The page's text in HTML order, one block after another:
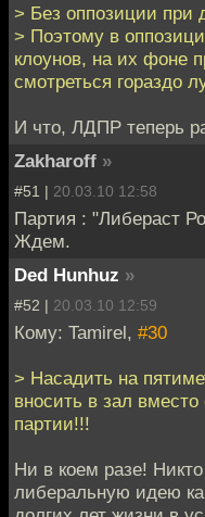
> Без оппозиции при
> Поэтому в
клоунов, на их фоне
смотреться гораздо
И что, ЛДПР теперь
Zakharoff »
#51 | 20.03.10 12:58
Партия : "Либераст
Ждем.
Ded Hunhuz »
#52 | 20.03.10 12:59
Кому: Tamirel, #30
> Насадить на
вносить в зал
партии!!!
Ни в коем разе!
либеральную идею